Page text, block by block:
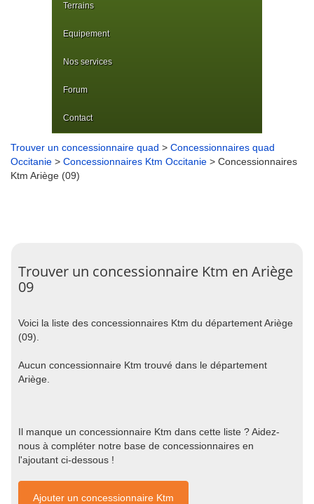
Terrains
Equipement
Nos services
Forum
Contact
Trouver un concessionnaire quad > Concessionnaires quad
Occitanie > Concessionnaires Ktm Occitanie > Concessionnaires
Ktm Ariège (09)
Trouver un concessionnaire Ktm en Ariège
09
Voici la liste des concessionnaires Ktm du département Ariège
(09).
Aucun concessionnaire Ktm trouvé dans le département
Ariège.
Il manque un concessionnaire Ktm dans cette liste ? Aidez-
nous à compléter notre base de concessionnaires en
l'ajoutant ci-dessous !
Ajouter un concessionnaire Ktm